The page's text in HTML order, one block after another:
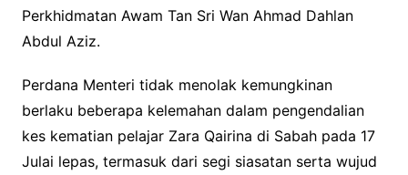
Perkhidmatan Awam Tan Sri Wan Ahmad Dahlan
Abdul Aziz.
Perdana Menteri tidak menolak kemungkinan
berlaku beberapa kelemahan dalam pengendalian
kes kematian pelajar Zara Qairina di Sabah pada 17
Julai lepas, termasuk dari segi siasatan serta wujud